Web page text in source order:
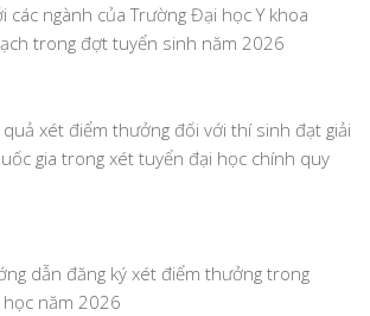
các ngành của Trường Đại học Y khoa
trong đợt tuyển sinh năm 2026
xét điểm thưởng đối với thí sinh đạt giải
gia trong xét tuyển đại học chính quy
dẫn đăng ký xét điểm thưởng trong
năm 2026